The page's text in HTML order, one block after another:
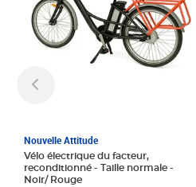
Nouvelle Attitude
Vélo électrique du facteur,
reconditionné - Taille normale -
Noir/ Rouge